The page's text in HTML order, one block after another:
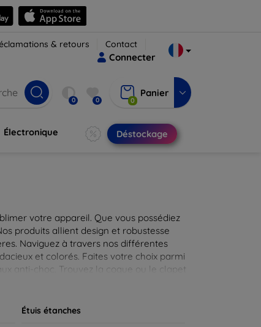
& retours Contact
Connecter
0 0 0
Panier
Électronique Déstockage
votre appareil. Que vous possédiez
produits allient design et robustesse
Naviguez à travers nos différentes
et colorés. Faites votre choix parmi
anti-choc. Trouvez la coque ou le clapet
Étuis étanches